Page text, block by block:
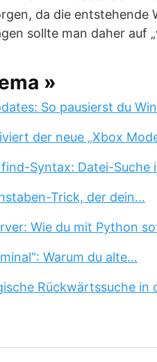
da die entstehende
sollte man daher auf
»
So pausierst du
der neue „Xbox
Syntax: Datei-Suche
Trick, der dein…
Wie du mit Python
Warum du alte…
Rückwärtssuche in